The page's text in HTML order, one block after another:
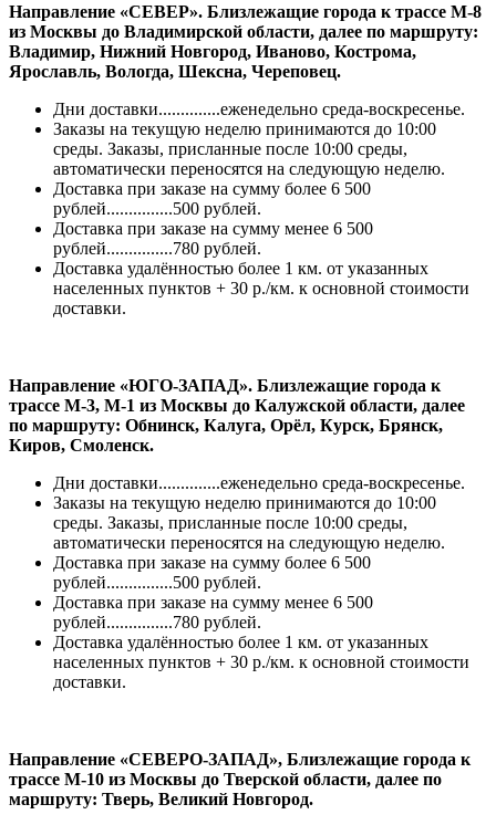
Направление «СЕВЕР». Близлежащие города к трассе М-8
из Москвы до Владимирской области, далее по маршруту:
Владимир, Нижний Новгород, Иваново, Кострома,
Ярославль, Вологда, Шексна, Череповец.
Дни доставки..............еженедельно среда-воскресенье.
Заказы на текущую неделю принимаются до 10:00
среды. Заказы, присланные после 10:00 среды,
автоматически переносятся на следующую неделю.
Доставка при заказе на сумму более 6 500
рублей...............500 рублей.
Доставка при заказе на сумму менее 6 500
рублей...............780 рублей.
Доставка удалённостью более 1 км. от указанных
населенных пунктов + 30 р./км. к основной стоимости
доставки.
Направление «ЮГО-ЗАПАД». Близлежащие города к
трассе М-3, М-1 из Москвы до Калужской области, далее
по маршруту: Обнинск, Калуга, Орёл, Курск, Брянск,
Киров, Смоленск.
Дни доставки..............еженедельно среда-воскресенье.
Заказы на текущую неделю принимаются до 10:00
среды. Заказы, присланные после 10:00 среды,
автоматически переносятся на следующую неделю.
Доставка при заказе на сумму более 6 500
рублей...............500 рублей.
Доставка при заказе на сумму менее 6 500
рублей...............780 рублей.
Доставка удалённостью более 1 км. от указанных
населенных пунктов + 30 р./км. к основной стоимости
доставки.
Направление «СЕВЕРО-ЗАПАД», Близлежащие города к
трассе М-10 из Москвы до Тверской области, далее по
маршруту: Тверь, Великий Новгород.